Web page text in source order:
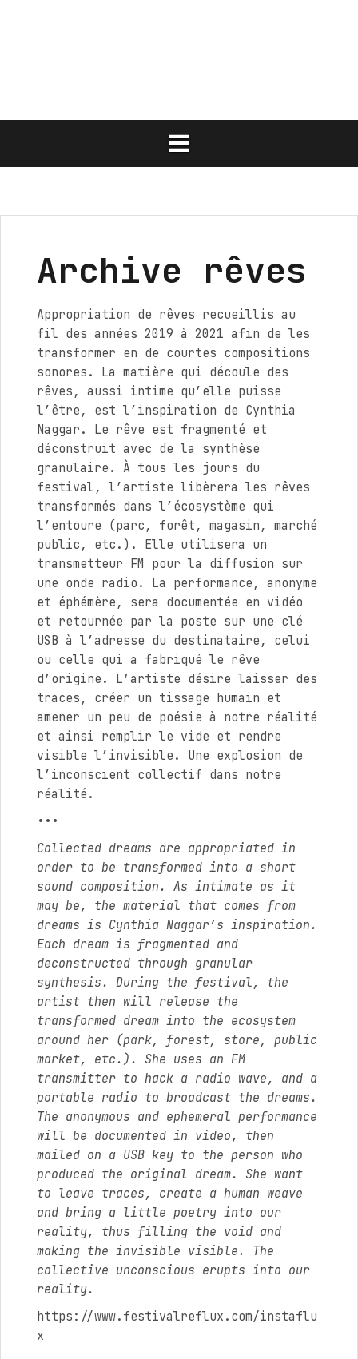
Archive rêves
Appropriation de rêves recueillis au
fil des années 2019 à 2021 afin de les
transformer en de courtes compositions
sonores. La matière qui découle des
rêves, aussi intime qu’elle puisse
l’être, est l’inspiration de Cynthia
Naggar. Le rêve est fragmenté et
déconstruit avec de la synthèse
granulaire. À tous les jours du
festival, l’artiste libèrera les rêves
transformés dans l’écosystème qui
l’entoure (parc, forêt, magasin, marché
public, etc.). Elle utilisera un
transmetteur FM pour la diffusion sur
une onde radio. La performance, anonyme
et éphémère, sera documentée en vidéo
et retournée par la poste sur une clé
USB à l’adresse du destinataire, celui
ou celle qui a fabriqué le rêve
d’origine. L’artiste désire laisser des
traces, créer un tissage humain et
amener un peu de poésie à notre réalité
et ainsi remplir le vide et rendre
visible l’invisible. Une explosion de
l’inconscient collectif dans notre
réalité.
•••
Collected dreams are appropriated in
order to be transformed into a short
sound composition. As intimate as it
may be, the material that comes from
dreams is Cynthia Naggar’s inspiration.
Each dream is fragmented and
deconstructed through granular
synthesis. During the festival, the
artist then will release the
transformed dream into the ecosystem
around her (park, forest, store, public
market, etc.). She uses an FM
transmitter to hack a radio wave, and a
portable radio to broadcast the dreams.
The anonymous and ephemeral performance
will be documented in video, then
mailed on a USB key to the person who
produced the original dream. She want
to leave traces, create a human weave
and bring a little poetry into our
reality, thus filling the void and
making the invisible visible. The
collective unconscious erupts into our
reality.
https://www.festivalreflux.com/instaflu
x